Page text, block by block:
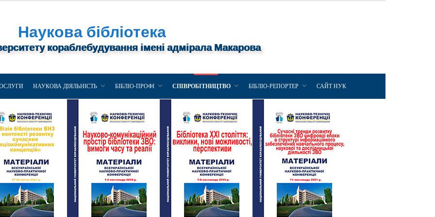
Наукова бібліотека
кораблебудування імені адмірала Макарова
НАУКОВА ДІЯЛЬНІСТЬ БІБЛІО-ПРОФІ СПІВРОБІТНИЦТВО БІБЛІО-РЕПОРТЕР САЙТ НУК